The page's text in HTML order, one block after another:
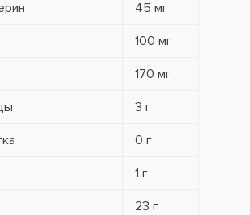
45 мг
100 мг
170 мг
3 г
0 г
1 г
23 г